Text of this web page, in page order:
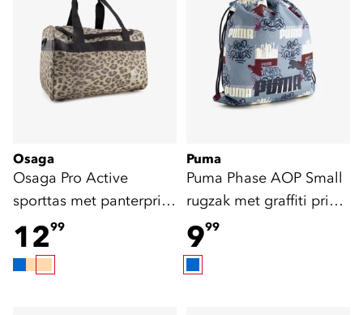
Osaga
Osaga Pro Active
sporttas met panterprint
26 liter
1299
Puma
Puma Phase AOP Small
rugzak met graffiti print
11 liter
999